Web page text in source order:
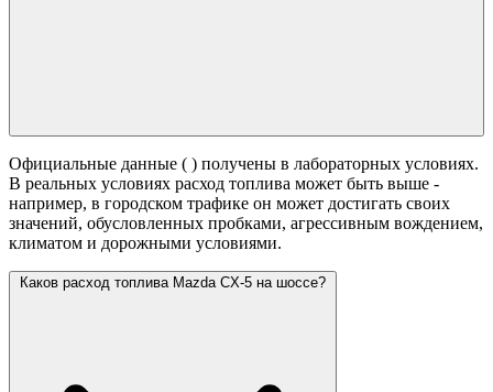
Официальные данные ( ) получены в лабораторных условиях.
В реальных условиях расход топлива может быть выше -
например, в городском трафике он может достигать своих
значений, обусловленных пробками, агрессивным вождением,
климатом и дорожными условиями.
Каков расход топлива Mazda CX-5 на шоссе?